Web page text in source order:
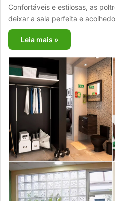
Confortáveis e estilosas, as
deixar a sala perfeita e
Leia mais »